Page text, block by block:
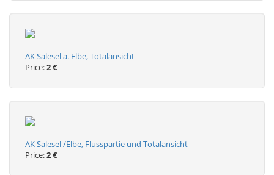
AK Salesel a. Elbe, Totalansicht
Price:2 €
AK Salesel /Elbe, Flusspartie und Totalansicht
Price:2 €